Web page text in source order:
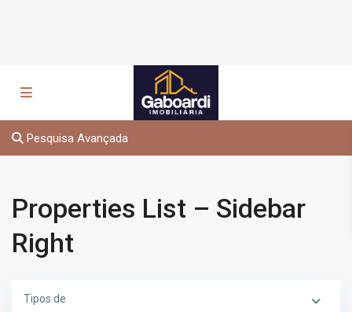
Pesquisa Avançada
Properties List – Sidebar
Right
Tipos de